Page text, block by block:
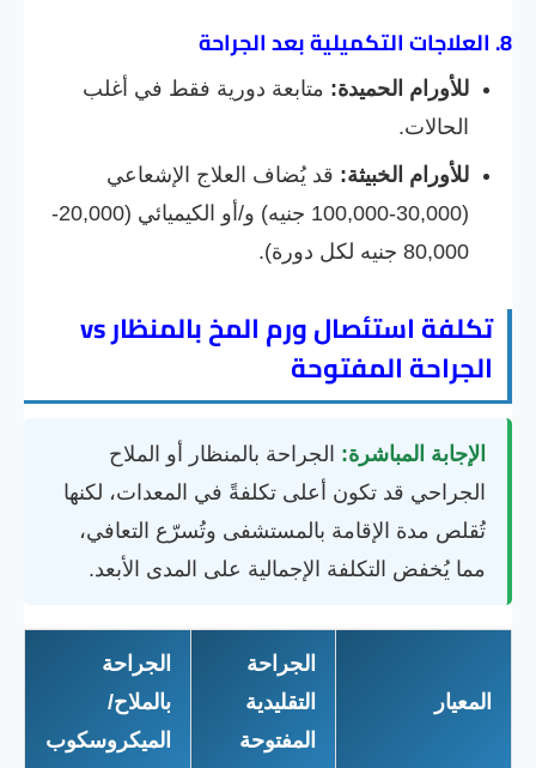
8. العلاجات التكميلية بعد الجراحة
للأورام الحميدة: متابعة دورية فقط في أغلب
الحالات.
للأورام الخبيثة: قد يُضاف العلاج الإشعاعي
(30,000-100,000 جنيه) و/أو الكيميائي (20,000-
80,000 جنيه لكل دورة).
تكلفة استئصال ورم المخ بالمنظار vs
الجراحة المفتوحة
الإجابة المباشرة: الجراحة بالمنظار أو الملاح
الجراحي قد تكون أعلى تكلفةً في المعدات، لكنها
تُقلص مدة الإقامة بالمستشفى وتُسرّع التعافي،
مما يُخفض التكلفة الإجمالية على المدى الأبعد.
المعيار
الجراحة
التقليدية
المفتوحة
الجراحة
بالملاح/
الميكروسكوب